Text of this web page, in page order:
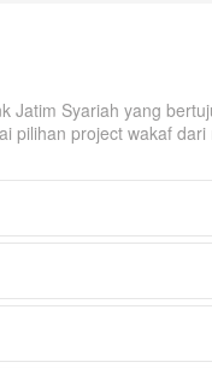
Jatim Syariah yang
pilihan project wakaf